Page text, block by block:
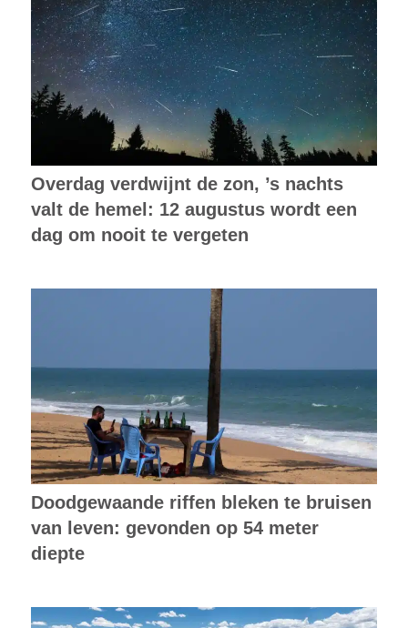
Overdag verdwijnt de zon, ’s nachts
valt de hemel: 12 augustus wordt een
dag om nooit te vergeten
Doodgewaande riffen bleken te bruisen
van leven: gevonden op 54 meter
diepte